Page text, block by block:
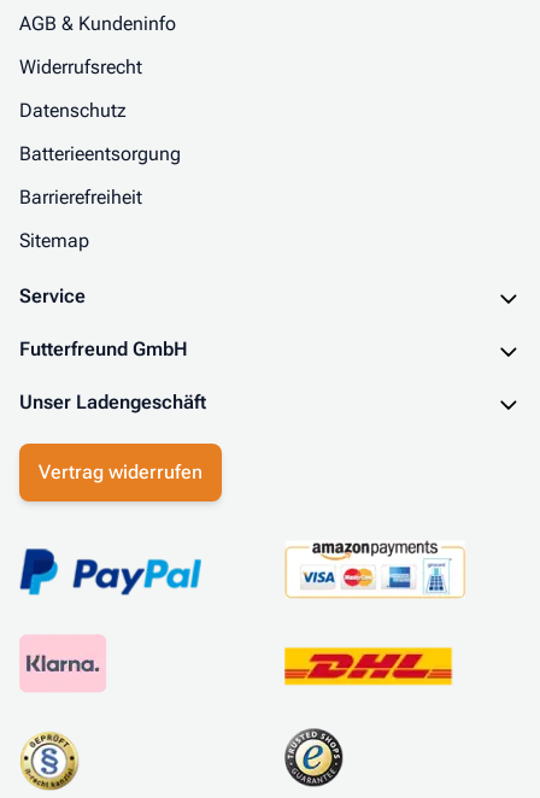
AGB & Kundeninfo
Widerrufsrecht
Datenschutz
Batterieentsorgung
Barrierefreiheit
Sitemap
Service
Futterfreund GmbH
Unser Ladengeschäft
Vertrag widerrufen